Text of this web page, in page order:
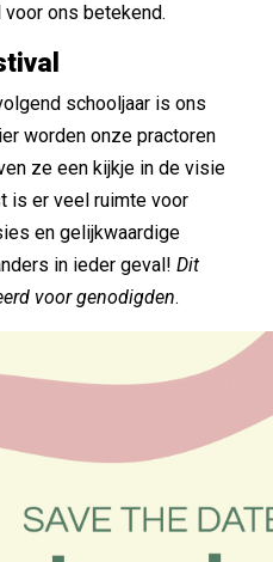
ons betekend.
schooljaar is ons
worden onze practoren
ze een kijkje in de visie
is er veel ruimte voor
en gelijkwaardige
in ieder geval! Dit
voor genodigden.